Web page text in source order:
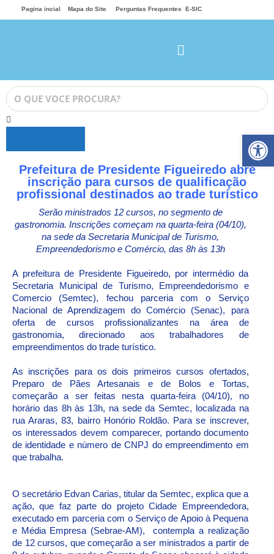
Pagina incial Mapa do Site Perguntas Frequentes E-SIC
Prefeitura de Presidente Figueiredo abre
inscrição para cursos de qualificação
profissional destinados ao trade turístico
Serão ministrados 12 cursos, no segmento de
gastronomia. Inscrições começam na quarta-feira (04/10),
na sede da Secretaria Municipal de Turismo,
Empreendedorismo e Comércio, das 8h às 13h
A prefeitura de Presidente Figueiredo, por intermédio da
Secretaria Municipal de Turismo, Empreendedorismo e
Comercio (Semtec), fechou parceria com o Serviço
Nacional de Aprendizagem do Comércio (Senac), para
oferta de cursos profissionalizantes na área de
gastronomia, direcionado aos trabalhadores de
empreendimentos do trade turístico.
As inscrições para os dois primeiros cursos ofertados,
Preparo de Pães Artesanais e de Bolos e Tortas,
começarão a ser feitas nesta quarta-feira (04/10), no
horário das 8h às 13h, na sede da Semtec, localizada na
rua Araras, 83, bairro Honório Roldão. Para se inscrever,
os interessados devem comparecer, portando documento
de identidade e número de CNPJ do empreendimento em
que trabalha.
O secretário Edvan Carias, titular da Semtec, explica que a
ação, que faz parte do projeto Cidade Empreendedora,
executado em parceria com o Serviço de Apoio à Pequena
e Média Empresa (Sebrae-AM), contempla a realização
de 12 cursos, que começarão a ser ministrados a partir de